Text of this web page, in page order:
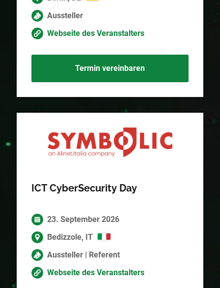
Aussteller
Webseite des Veranstalters
Termin vereinbaren
ICT CyberSecurity Day
23. September 2026
Bedizzole, IT
Aussteller | Referent
Webseite des Veranstalters